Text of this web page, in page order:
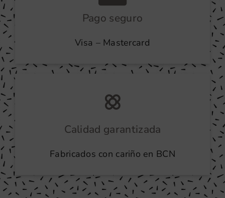
Pago seguro
Visa – Mastercard
Calidad garantizada
Fabricados con cariño en BCN